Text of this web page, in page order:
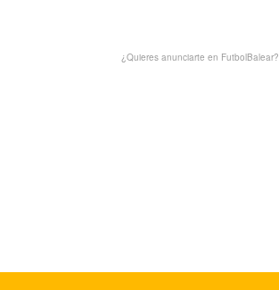
¿Quieres anunciarte en FutbolBalear?